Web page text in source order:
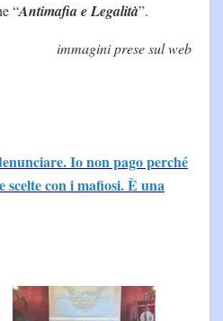
“Antimafia e Legalità”.
immagini prese sul web
Io non pago perché
scelte con i mafiosi. È una